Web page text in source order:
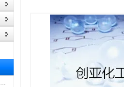
前沿科技视角下：Spectrum膜赋能精密制造